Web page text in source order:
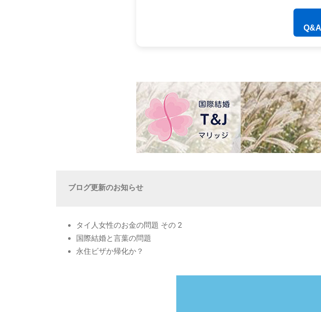
ブログ更新のお知らせ
タイ人女性のお金の問題 その 2
国際結婚と言葉の問題
永住ビザか帰化か？